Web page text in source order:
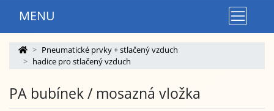
MENU
Pneumatické prvky + stlačený vzduch
hadice pro stlačený vzduch
PA bubínek / mosazná vložka